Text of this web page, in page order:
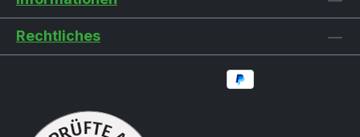
Rechtliches